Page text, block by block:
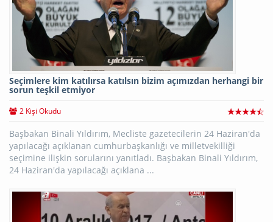
Seçimlere kim katılırsa katılsın bizim açımızdan herhangi bir
sorun teşkil etmiyor
2 Kişi Okudu
Başbakan Binali Yıldırım, Mecliste gazetecilerin 24 Haziran'da
yapılacağı açıklanan cumhurbaşkanlığı ve milletvekilliği
seçimine ilişkin sorularını yanıtladı. Başbakan Binali Yıldırım,
24 Haziran'da yapılacağı açıklana ...